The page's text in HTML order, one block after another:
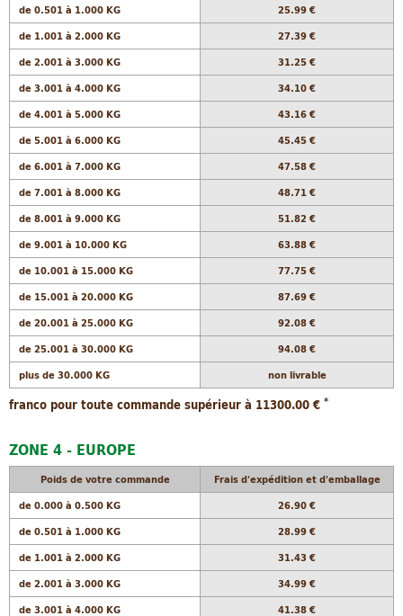
de 0.501 à 1.000 KG
25.99 €
de 1.001 à 2.000 KG
27.39 €
de 2.001 à 3.000 KG
31.25 €
de 3.001 à 4.000 KG
34.10 €
de 4.001 à 5.000 KG
43.16 €
de 5.001 à 6.000 KG
45.45 €
de 6.001 à 7.000 KG
47.58 €
de 7.001 à 8.000 KG
48.71 €
de 8.001 à 9.000 KG
51.82 €
de 9.001 à 10.000 KG
63.88 €
de 10.001 à 15.000 KG
77.75 €
de 15.001 à 20.000 KG
87.69 €
de 20.001 à 25.000 KG
92.08 €
de 25.001 à 30.000 KG
94.08 €
plus de 30.000 KG
non livrable
franco pour toute commande supérieur à 11300.00 € *
ZONE 4 - EUROPE
Poids de votre commande
Frais d'expédition et d'emballage
de 0.000 à 0.500 KG
26.90 €
de 0.501 à 1.000 KG
28.99 €
de 1.001 à 2.000 KG
31.43 €
de 2.001 à 3.000 KG
34.99 €
de 3.001 à 4.000 KG
41.38 €